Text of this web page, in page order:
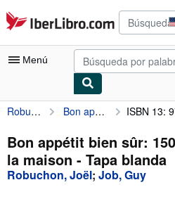
Pasar al contenido principal
IberLibro.com
Menú
Mi cuenta
Consultar mis pedidos
Búsqueda avanzada
Robuchon, Joël Bon appétit bien sûr: 150 recettes à faire à la maison ISBN 13:
Bon appétit bien sûr:
la maison - Tapa blanda
Robuchon, Joël; Job, Guy